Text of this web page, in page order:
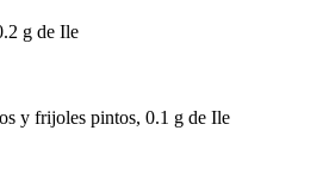
g de Ile
y frijoles pintos, 0.1 g de Ile